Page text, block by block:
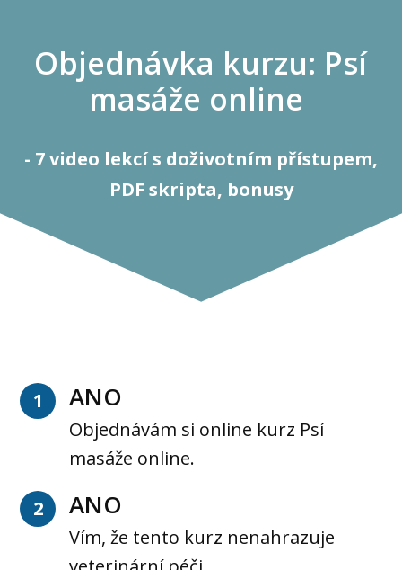
Objednávka kurzu: Psí
masáže online
- 7 video lekcí s doživotním přístupem,
PDF skripta, bonusy
1 ANO
Objednávám si online kurz Psí
masáže online.
2 ANO
Vím, že tento kurz nenahrazuje